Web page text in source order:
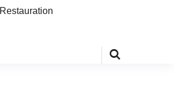
Restauration